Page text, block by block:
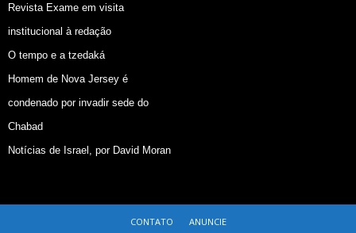
Revista Exame em visita
institucional à redação
O tempo e a tzedaká
Homem de Nova Jersey é
condenado por invadir sede do
Chabad
Notícias de Israel, por David Moran
CONTATO
ANUNCIE